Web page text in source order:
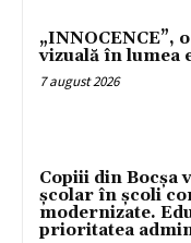
„INNOCENCE”,
vizuală în lumea
7 august 2026
Copiii din Bocșa
școlar în școli
modernizate.
prioritatea